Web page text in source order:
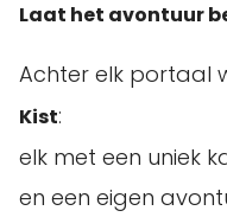
Laat het avontuur
Achter elk portaal
Kist:
elk met een uniek
en een eigen